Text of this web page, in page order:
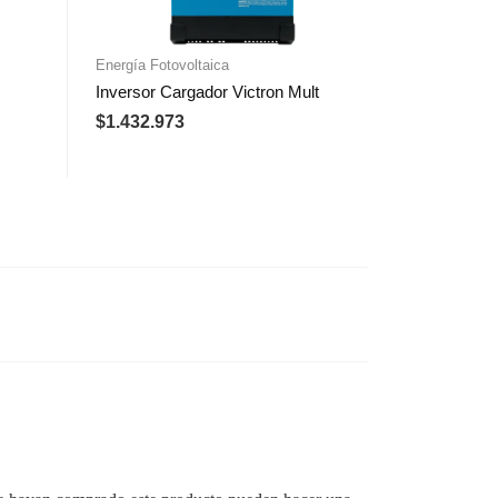
Energía Fotovoltaica
Inversor Cargador Victron Mult
$1.432.973